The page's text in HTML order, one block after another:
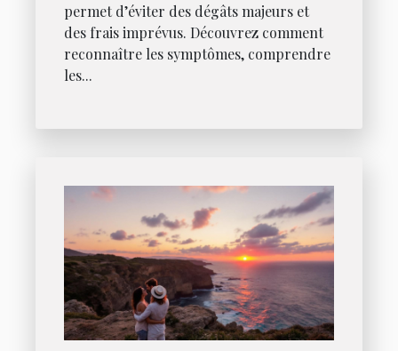
permet d’éviter des dégâts majeurs et
des frais imprévus. Découvrez comment
reconnaître les symptômes, comprendre
les...